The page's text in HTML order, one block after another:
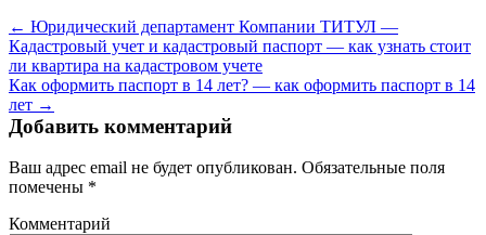
← Юридический департамент Компании ТИТУЛ —
Кадастровый учет и кадастровый паспорт — как узнать стоит
ли квартира на кадастровом учете
Как оформить паспорт в 14 лет? — как оформить паспорт в 14
лет →
Добавить комментарий
Ваш адрес email не будет опубликован. Обязательные поля
помечены *
Комментарий